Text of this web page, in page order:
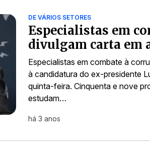
DE VÁRIOS SETORES
Especialistas em
divulgam carta em
Especialistas em combate à
à candidatura do ex-presidente
quinta-feira. Cinquenta e nove
estudam…
há 3 anos